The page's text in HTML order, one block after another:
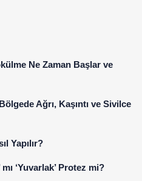
Ne Zaman Başlar ve
Ağrı, Kaşıntı ve Sivilce
Yapılır?
‘Yuvarlak’ Protez mi?